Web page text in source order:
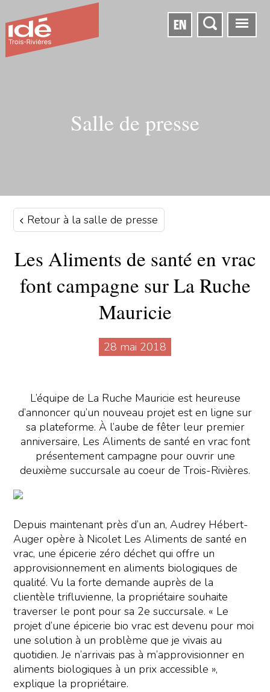
EN
Salle de presse
Retour à la salle de presse
Les Aliments de santé en vrac
font campagne sur La Ruche
Mauricie
28 mai 2018
L’équipe de La Ruche Mauricie est heureuse
d’annoncer qu’un nouveau projet est en ligne sur
sa plateforme. À l’aube de fêter leur premier
anniversaire, Les Aliments de santé en vrac font
présentement campagne pour ouvrir une
deuxième succursale au coeur de Trois-Rivières.
Depuis maintenant près d’un an, Audrey Hébert-
Auger opère à Nicolet Les Aliments de santé en
vrac, une épicerie zéro déchet qui offre un
approvisionnement en aliments biologiques de
qualité. Vu la forte demande auprès de la
clientèle trifluvienne, la propriétaire souhaite
traverser le pont pour sa 2e succursale. « Le
projet d’une épicerie bio vrac est devenu pour moi
une solution à un problème que je vivais au
quotidien. Je n’arrivais pas à m’approvisionner en
aliments biologiques à un prix accessible »,
explique la propriétaire.